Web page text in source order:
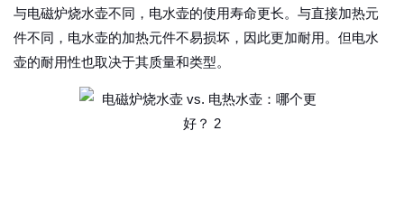
与电磁炉烧水壶不同，电水壶的使用寿命更长。与直接加热元
件不同，电水壶的加热元件不易损坏，因此更加耐用。但电水
壶的耐用性也取决于其质量和类型。